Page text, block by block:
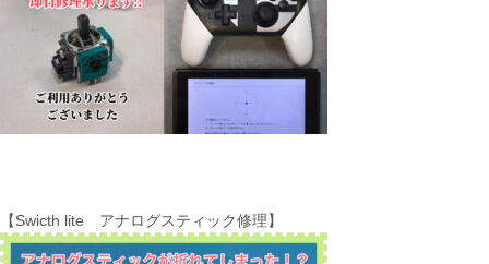
【Swicth lite アナログスティック修理】